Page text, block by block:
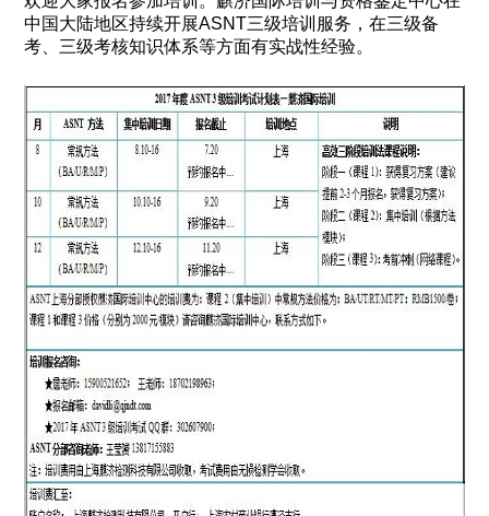
中国大陆地区持续开展ASNT三级培训服务，在三级备
考、三级考核知识体系等方面有实战性经验。